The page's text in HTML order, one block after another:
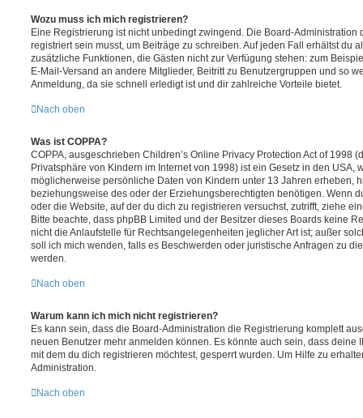
Wozu muss ich mich registrieren?
Eine Registrierung ist nicht unbedingt zwingend. Die Board-Administration
registriert sein musst, um Beiträge zu schreiben. Auf jeden Fall erhältst du
zusätzliche Funktionen, die Gästen nicht zur Verfügung stehen: zum
E-Mail-Versand an andere Mitglieder, Beitritt zu Benutzergruppen und so
Anmeldung, da sie schnell erledigt ist und dir zahlreiche Vorteile bietet.
Nach oben
Was ist COPPA?
COPPA, ausgeschrieben Children’s Online Privacy Protection Act of 1998
Privatsphäre von Kindern im Internet von 1998) ist ein Gesetz in den USA,
möglicherweise persönliche Daten von Kindern unter 13 Jahren erheben,
beziehungsweise des oder der Erziehungsberechtigten benötigen. Wenn
oder die Website, auf der du dich zu registrieren versuchst, zutrifft, ziehe
Bitte beachte, dass phpBB Limited und der Besitzer dieses Boards keine
nicht die Anlaufstelle für Rechtsangelegenheiten jeglicher Art ist; außer
soll ich mich wenden, falls es Beschwerden oder juristische Anfragen zu
werden.
Nach oben
Warum kann ich mich nicht registrieren?
Es kann sein, dass die Board-Administration die Registrierung komplett
neuen Benutzer mehr anmelden können. Es könnte auch sein, dass deine
mit dem du dich registrieren möchtest, gesperrt wurden. Um Hilfe zu
Administration.
Nach oben